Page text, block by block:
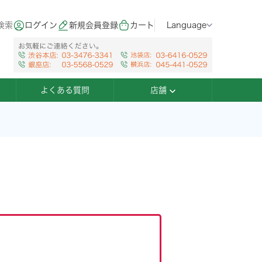
索 ログイン 新規会員登録 カート Language
よくある質問 店舗